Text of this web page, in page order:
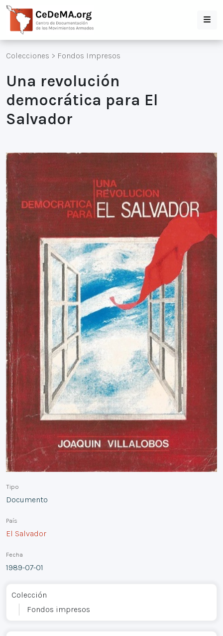
Colecciones > Fondos Impresos
Una revolución
democrática para El
Salvador
Tipo
Documento
País
El Salvador
Fecha
1989-07-01
Colección
Fondos impresos